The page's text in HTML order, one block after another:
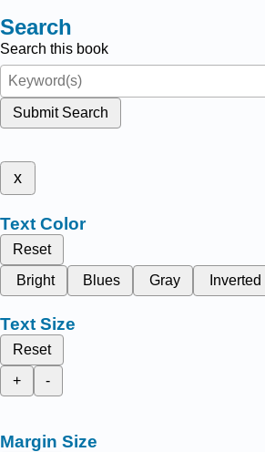
Search
Search this book
Submit Search
x
Text Color
Reset
Bright
Blues Gray Inverted
Text Size
Reset
+
-
Margin Size